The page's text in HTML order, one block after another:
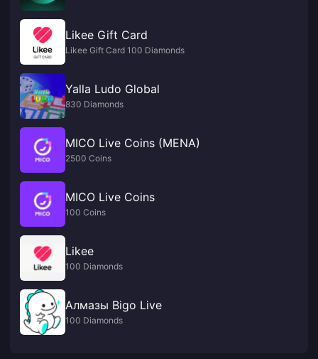
Likee Gift Card
Likee Gift Card 100 Diamonds
Yalla Ludo Global
830 Diamonds
MICO Live Coins (MENA)
2500 Coins
MICO Live Coins
100 Coins
Likee
100 Diamonds
Алмазы Bigo Live
100 Diamonds